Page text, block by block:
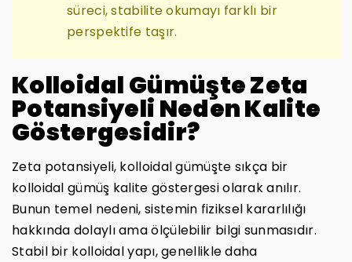
süreci, stabilite okumayı farklı bir
perspektife taşır.
Kolloidal Gümüşte Zeta
Potansiyeli Neden Kalite
Göstergesidir?
Zeta potansiyeli, kolloidal gümüşte sıkça bir
kolloidal gümüş kalite göstergesi olarak anılır.
Bunun temel nedeni, sistemin fiziksel kararlılığı
hakkında dolaylı ama ölçülebilir bilgi sunmasıdır.
Stabil bir kolloidal yapı, genellikle daha